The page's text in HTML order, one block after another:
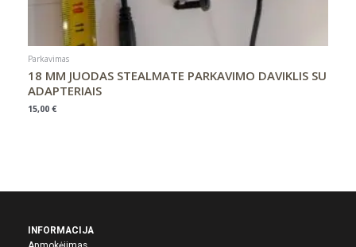
Parkavimas
18 MM JUODAS STEALMATE PARKAVIMO DAVIKLIS SU
ADAPTERIAIS
15,00 €
INFORMACIJA